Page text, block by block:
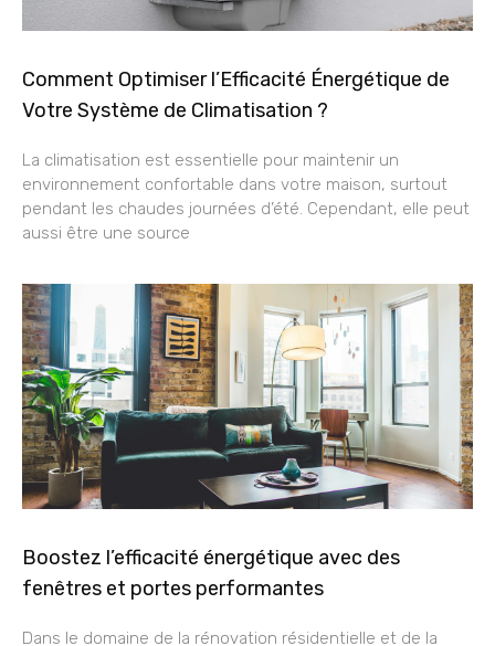
Comment Optimiser l’Efficacité Énergétique de
Votre Système de Climatisation ?
La climatisation est essentielle pour maintenir un
environnement confortable dans votre maison, surtout
pendant les chaudes journées d’été. Cependant, elle peut
aussi être une source
Boostez l’efficacité énergétique avec des
fenêtres et portes performantes
Dans le domaine de la rénovation résidentielle et de la